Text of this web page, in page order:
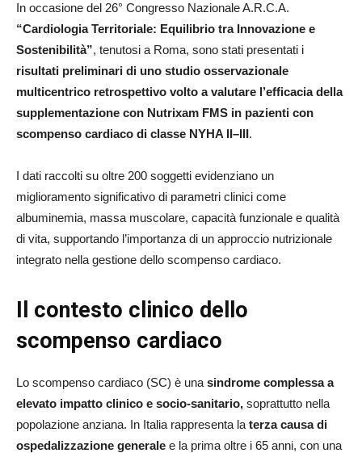
In occasione del 26° Congresso Nazionale A.R.C.A.
“Cardiologia Territoriale: Equilibrio tra Innovazione e
Sostenibilità”, tenutosi a Roma, sono stati presentati i
risultati preliminari di uno studio osservazionale
multicentrico retrospettivo volto a valutare l’efficacia della
supplementazione con Nutrixam FMS in pazienti con
scompenso cardiaco di classe NYHA II–III.
I dati raccolti su oltre 200 soggetti evidenziano un
miglioramento significativo di parametri clinici come
albuminemia, massa muscolare, capacità funzionale e qualità
di vita, supportando l’importanza di un approccio nutrizionale
integrato nella gestione dello scompenso cardiaco.
Il contesto clinico dello
scompenso cardiaco
Lo scompenso cardiaco (SC) è una sindrome complessa a
elevato impatto clinico e socio-sanitario, soprattutto nella
popolazione anziana. In Italia rappresenta la terza causa di
ospedalizzazione generale e la prima oltre i 65 anni, con una